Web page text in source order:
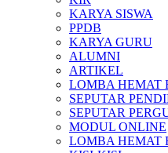
KARYA SISWA
PPDB
KARYA GURU
ALUMNI
ARTIKEL
LOMBA HEMAT
SEPUTAR
SEPUTAR
MODUL ONLINE
LOMBA HEMAT